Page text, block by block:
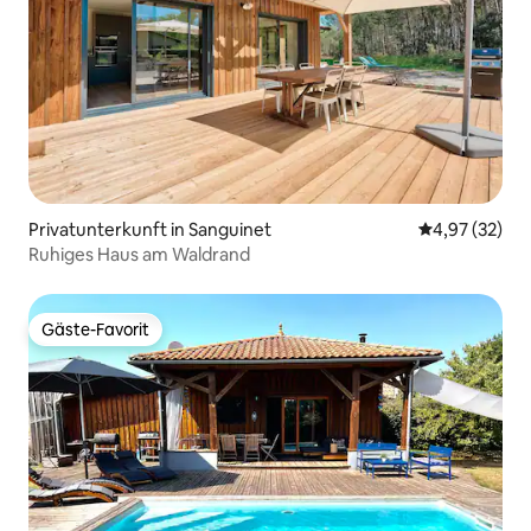
Privatunterkunft in Sanguinet
4,97 (32)
Ruhiges Haus am Waldrand
Gäste-Favorit
Gäste-Favorit